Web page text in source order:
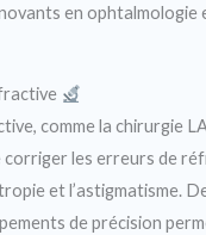
en ophtalmologie
comme la chirurgie
corriger les erreurs de
et l’astigmatisme.
de précision